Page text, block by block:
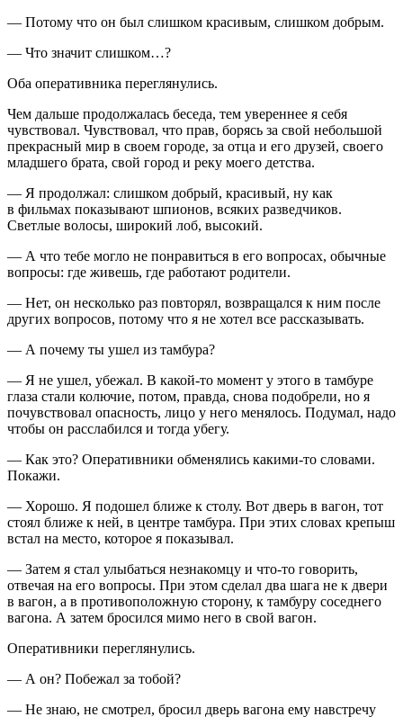
— Потому что он был слишком красивым, слишком добрым.
— Что значит слишком…?
Оба оперативника переглянулись.
Чем дальше продолжалась беседа, тем увереннее я себя
чувствовал. Чувствовал, что прав, борясь за свой небольшой
прекрасный мир в своем городе, за отца и его друзей, своего
младшего брата, свой город и реку моего детства.
— Я продолжал: слишком добрый, красивый, ну как
в фильмах показывают шпионов, всяких разведчиков.
Светлые волосы, широкий лоб, высокий.
— А что тебе могло не понравиться в его вопросах, обычные
вопросы: где живешь, где работают родители.
— Нет, он несколько раз повторял, возвращался к ним после
других вопросов, потому что я не хотел все рассказывать.
— А почему ты ушел из тамбура?
— Я не ушел, убежал. В какой-то момент у этого в тамбуре
глаза стали колючие, потом, правда, снова подобрели, но я
почувствовал опасность, лицо у него менялось. Подумал, надо
чтобы он расслабился и тогда убегу.
— Как это? Оперативники обменялись какими-то словами.
Покажи.
— Хорошо. Я подошел ближе к столу. Вот дверь в вагон, тот
стоял ближе к ней, в центре тамбура. При этих словах крепыш
встал на место, которое я показывал.
— Затем я стал улыбаться незнакомцу и что-то говорить,
отвечая на его вопросы. При этом сделал два шага не к двери
в вагон, а в противоположную сторону, к тамбуру соседнего
вагона. А затем бросился мимо него в свой вагон.
Оперативники переглянулись.
— А он? Побежал за тобой?
— Не знаю, не смотрел, бросил дверь вагона ему навстречу